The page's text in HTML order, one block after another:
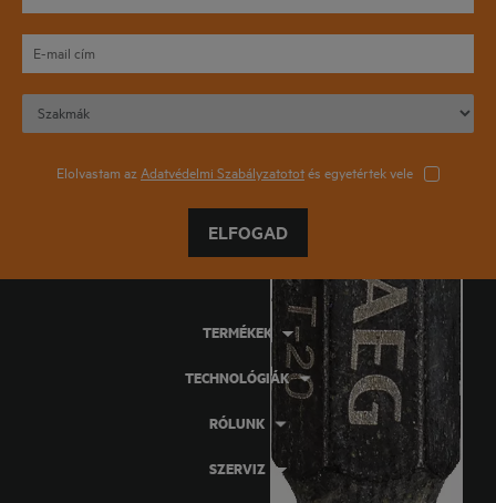
Elolvastam az Adatvédelmi Szabályzatototés egyetértek vele
ELFOGAD
TERMÉKEK
TECHNOLÓGIÁK
RÓLUNK
SZERVIZ